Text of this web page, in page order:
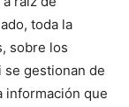
toda la
sobre los
se gestionan de
información que